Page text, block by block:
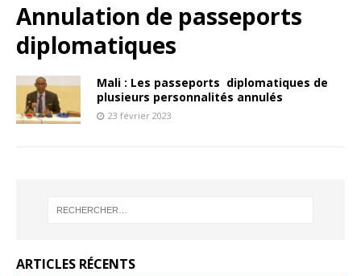
Annulation de passeports
diplomatiques
Mali : Les passeports diplomatiques de
plusieurs personnalités annulés
23 février 2023
ARTICLES RÉCENTS